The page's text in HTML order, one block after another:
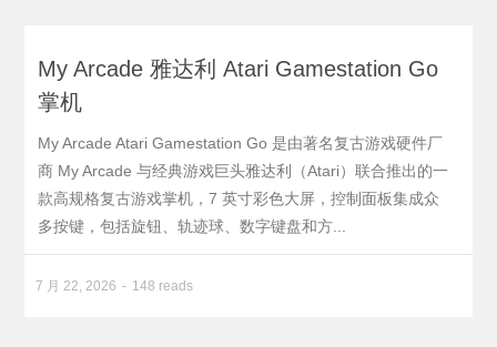
My Arcade 雅达利 Atari Gamestation Go
掌机
My Arcade Atari Gamestation Go 是由著名复古游戏硬件厂
商 My Arcade 与经典游戏巨头雅达利（Atari）联合推出的一
款高规格复古游戏掌机，7 英寸彩色大屏，控制面板集成众
多按键，包括旋钮、轨迹球、数字键盘和方...
7 月 22, 2026 148 reads